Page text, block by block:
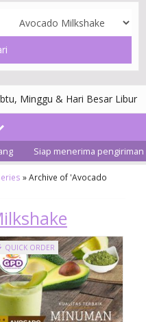
Minggu & Hari Besar Libur
Siap menerima pengiriman
»Archive of 'Avocado
QUICK ORDER